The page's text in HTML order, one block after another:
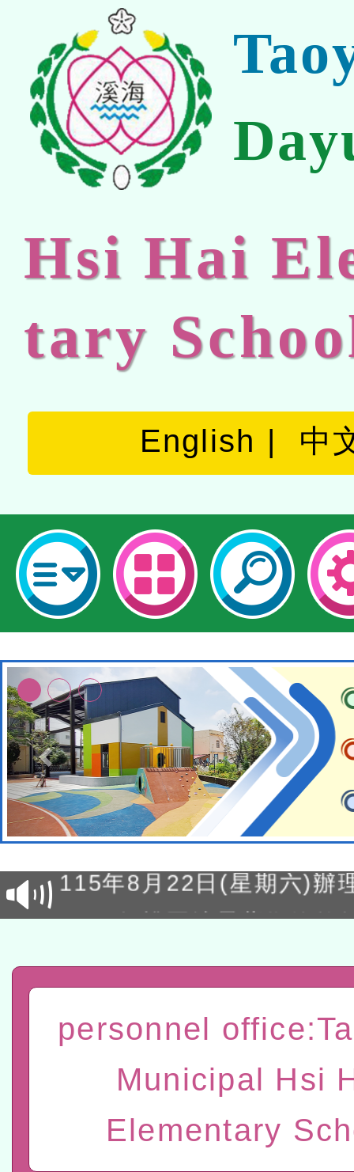
Hsi Hai
tary
English 中
轉知經濟部水利署委託財
研究院辦理「115年表揚
位及節水達人選拔活動」
115年8月22日(星期六)辦
市孔廟祈福系列活動—儒
2026年桃園地景藝術節教
宜
轉知教育部國民及學前教
灣師範大學辦理「114至
進學校輔導計畫師資專業
函轉國家教育研究院中心
民族教育政策研討會「原
轉知教育部國民及學前教
研習實施計畫－夢的N次
臺北學習中心115年度第2
轉知有關國立成功大學辦
personnel
Municipal Hsi
Elementary